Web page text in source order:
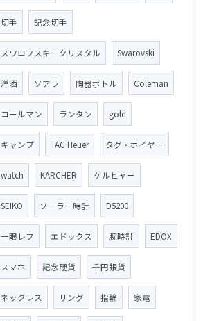
切手 記念切手
スワロフスキークリスタル Swarovski
洋酒 ソアラ 陶器ボトル Coleman
コールマン ランタン gold
キャンプ TAG Heuer タグ・ホイヤー
watch KARCHER ケルヒャー
SEIKO ソーラー時計 D5200
一眼レフ エドックス 腕時計 EDOX
スマホ 記念硬貨 千円銀貨
ネックレス リング 指輪 家電